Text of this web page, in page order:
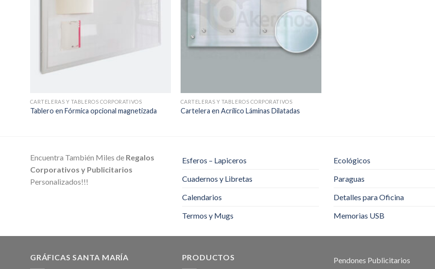
CARTELERAS Y TABLEROS CORPORATIVOS
Tablero en Fórmica opcional magnetizada
CARTELERAS Y TABLEROS CORPORATIVOS
Cartelera en Acrílico Láminas Dilatadas
Encuentra También Miles de Regalos
Corporativos y Publicitarios
Personalizados!!!
Esferos – Lapiceros
Cuadernos y Libretas
Calendarios
Termos y Mugs
Ecológicos
Paraguas
Detalles para Oficina
Memorias USB
GRÁFICAS SANTA MARÍA PRODUCTOS Pendones Publicitarios